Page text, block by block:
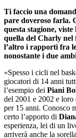
Ti faccio una
pare doveroso farla.
questa stagione,
quella del Charly nel
l’altro i rapporti fra
nonostante i due
«Spesso i cicli nel
giocatori di 14 anni
l’esempio dei Piani
del 2001 e 2002 e loro
per 15 anni. Conosco
certo l’apporto di
esperienza, lei di un
arriverà anche la